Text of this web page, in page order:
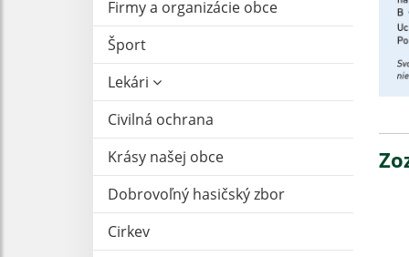
Firmy a organizácie obce
Šport
Lekári
Civilná ochrana
Krásy našej obce
Dobrovoľný hasičský zbor
Cirkev